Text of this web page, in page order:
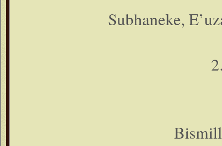
Subhaneke,